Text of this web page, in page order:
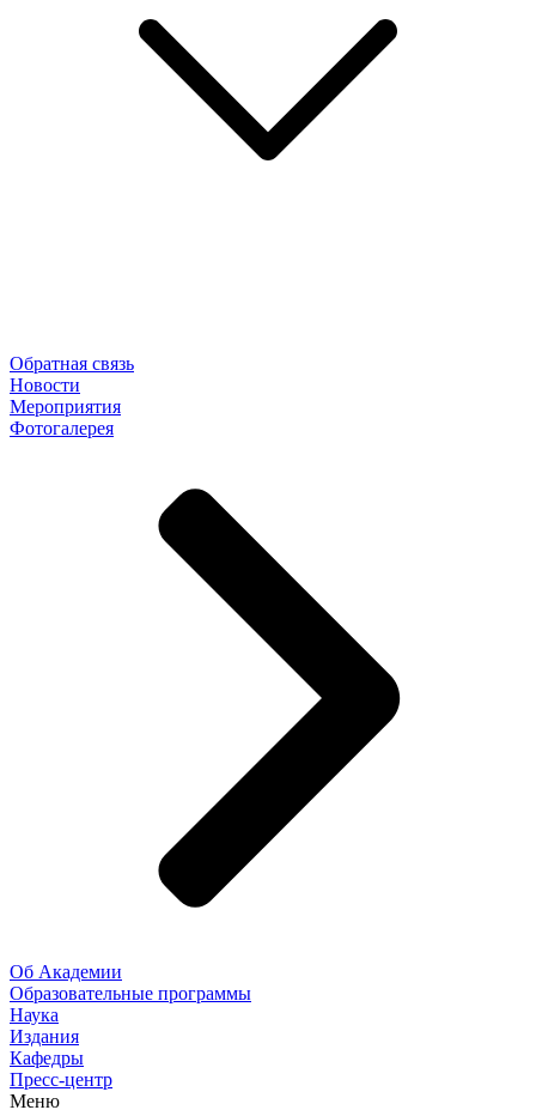
Обратная связь
Новости
Мероприятия
Фотогалерея
Об Академии
Образовательные программы
Наука
Издания
Кафедры
Пресс-центр
Меню